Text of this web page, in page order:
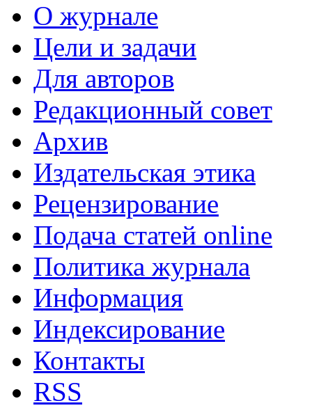
О журнале
Цели и задачи
Для авторов
Редакционный совет
Архив
Издательская этика
Рецензирование
Подача статей online
Политика журнала
Информация
Индексирование
Контакты
RSS